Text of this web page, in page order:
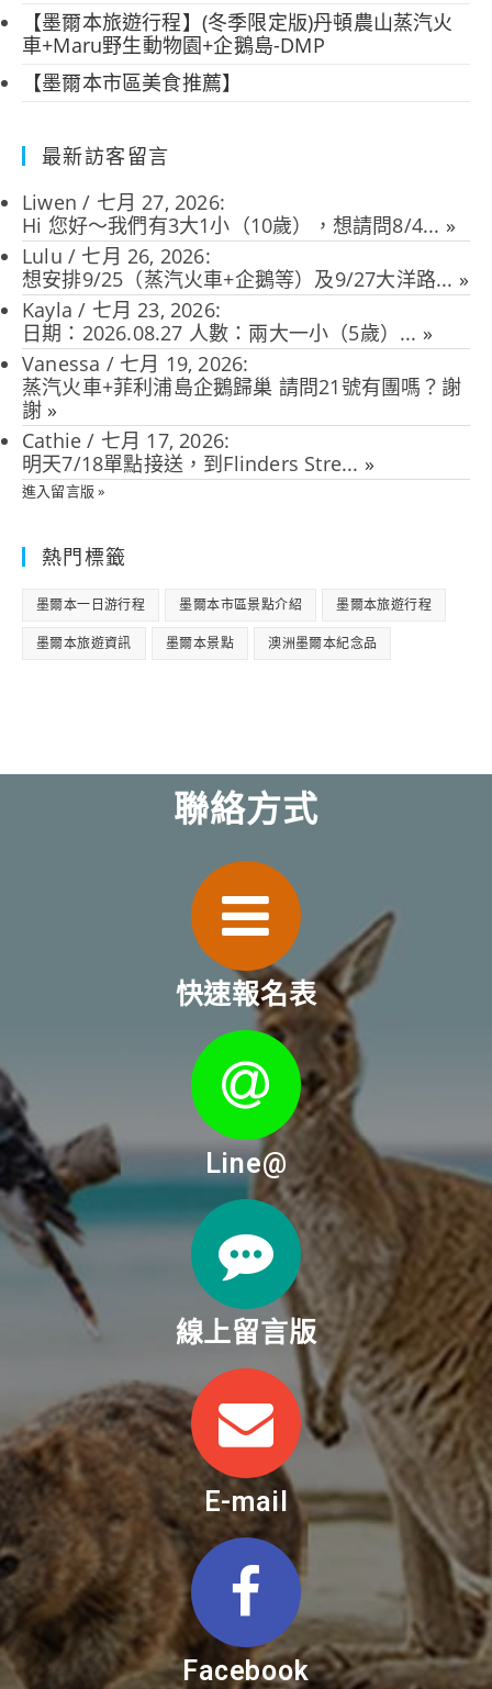
【墨爾本旅遊行程】(冬季限定版)丹頓農山蒸汽火
車+Maru野生動物園+企鵝島-DMP
【墨爾本市區美食推薦】
最新訪客留言
Liwen / 七月 27, 2026:
Hi 您好～我們有3大1小（10歲），想請問8/4... »
Lulu / 七月 26, 2026:
想安排9/25（蒸汽火車+企鵝等）及9/27大洋路... »
Kayla / 七月 23, 2026:
日期：2026.08.27 人數：兩大一小（5歲）... »
Vanessa / 七月 19, 2026:
蒸汽火車+菲利浦島企鵝歸巢 請問21號有團嗎？謝
謝 »
Cathie / 七月 17, 2026:
明天7/18單點接送，到Flinders Stre... »
進入留言版 »
熱門標籤
墨爾本一日游行程 墨爾本市區景點介紹 墨爾本旅遊行程
墨爾本旅遊資訊 墨爾本景點 澳洲墨爾本紀念品
聯絡方式
快速報名表
Line@
線上留言版
E-mail
Facebook